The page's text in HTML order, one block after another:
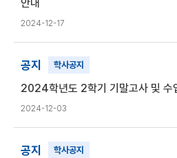
안내
2024-12-17
공지 학사공지
2024학년도 2학기 기말고사 및 수
2024-12-03
공지 학사공지